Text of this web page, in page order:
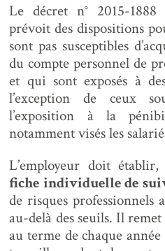
Le décret n° 2015-
prévoit des dispositions
sont pas susceptibles
du compte personnel de
et qui sont exposés à
l’exception de ceux
l’exposition à la
notamment visés les
L’employeur doit
fiche individuelle de
de risques professionnels
au-delà des seuils. Il
au terme de chaque